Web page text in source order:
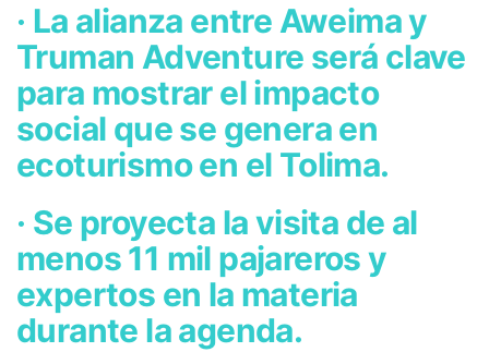
· La alianza entre Aweima y
Truman Adventure será clave
para mostrar el impacto
social que se genera en
ecoturismo en el Tolima.
· Se proyecta la visita de al
menos 11 mil pajareros y
expertos en la materia
durante la agenda.